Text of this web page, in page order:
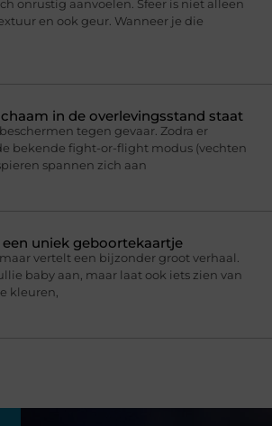
onrustig aanvoelen. Sfeer is niet alleen
en ook geur. Wanneer je die
in de overlevingsstand staat
tegen gevaar. Zodra er
bekende fight-or-flight modus (vechten
spannen zich aan
uniek geboortekaartje
vertelt een bijzonder groot verhaal.
baby aan, maar laat ook iets zien van
kleuren,